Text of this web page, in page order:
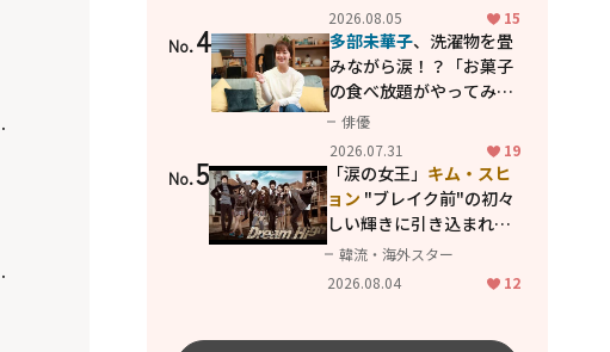
2026.08.05
15
No.4 多部未華子、洗濯物を畳
みながら涙！？「お菓子
の食べ放題がやってみた
い」ハンディファン4台の
暑さ対策も明かす
俳優
2026.07.31
19
No.5 「涙の女王」 キム・スヒ
ョン "ブレイク前"の初々
しい輝きに引き込まれ
る...2PM テギョン
共演の青春名作「ドリー
韓流・海外スター
2026.08.04
12